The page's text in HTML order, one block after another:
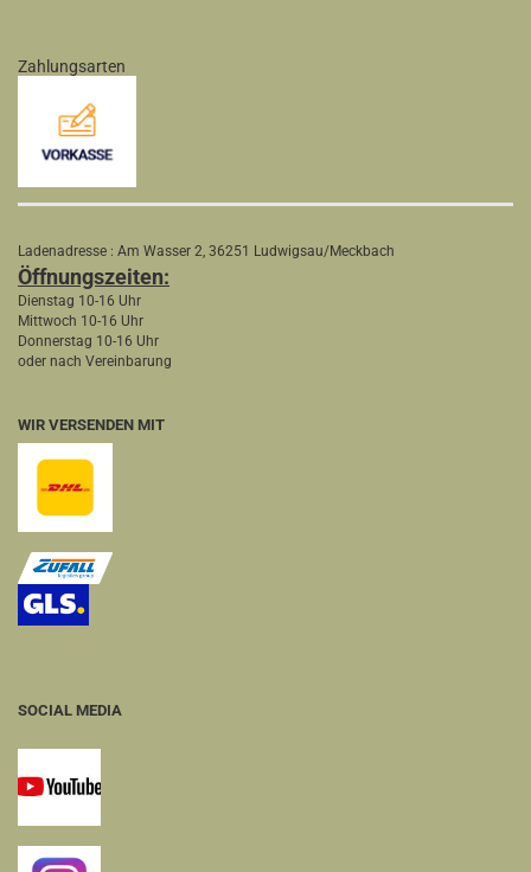
Zahlungsarten
Ladenadresse : Am Wasser 2, 36251 Ludwigsau/Meckbach
Öffnungszeiten:
Dienstag 10-16 Uhr
Mittwoch 10-16 Uhr
Donnerstag 10-16 Uhr
oder nach Vereinbarung
WIR VERSENDEN MIT
SOCIAL MEDIA